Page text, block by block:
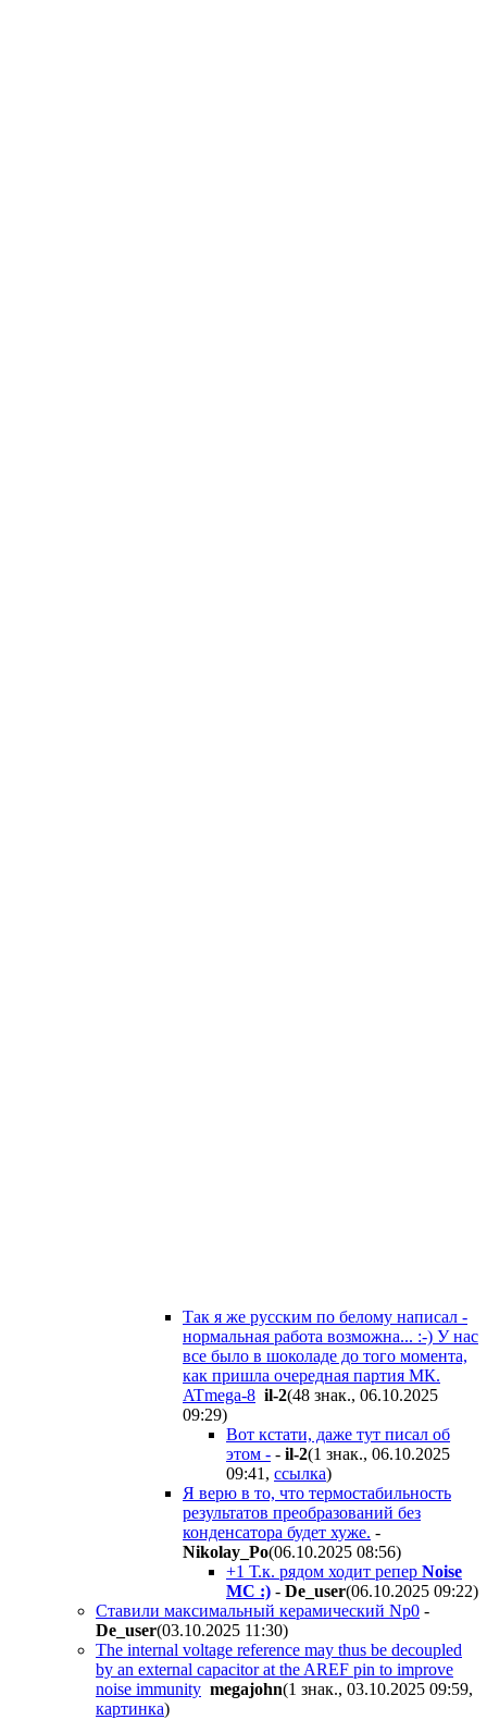
Так я же русским по белому написал -
нормальная работа возможна... :-) У нас
все было в шоколаде до того момента,
как пришла очередная партия МК.
ATmega-8 il-2(48 знак., 06.10.2025
09:29)
Вот кстати, даже тут писал об
этом - - il-2(1 знак., 06.10.2025
09:41 , ссылка)
Я верю в то, что термостабильность
результатов преобразований без
конденсатора будет хуже. -
Nikolay_Po(06.10.2025 08:56)
+1 Т.к. рядом ходит репер Noise
MC :) - De_user(06.10.2025 09:22)
Ставили максимальный керамический Np0 -
De_user(03.10.2025 11:30)
The internal voltage reference may thus be decoupled
by an external capacitor at the AREF pin to improve
noise immunity megajohn(1 знак., 03.10.2025 09:59,
картинка)